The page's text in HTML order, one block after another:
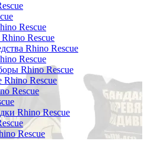
Rescue
Rescue
Rhino Rescue
Rescue
Rhino Rescue
Rescue
Rescue
Rhino Rescue
Rescue